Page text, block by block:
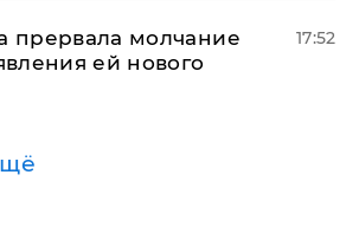
прервала молчание
ей нового
17:52